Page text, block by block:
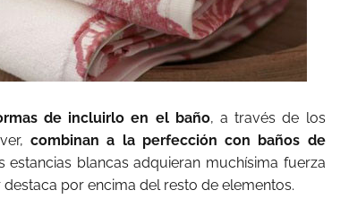
de incluirlo en el baño, a través de los
ver,combinan a la perfección con baños de
estancias blancas adquieran muchísima fuerza
por encima del resto de elementos.